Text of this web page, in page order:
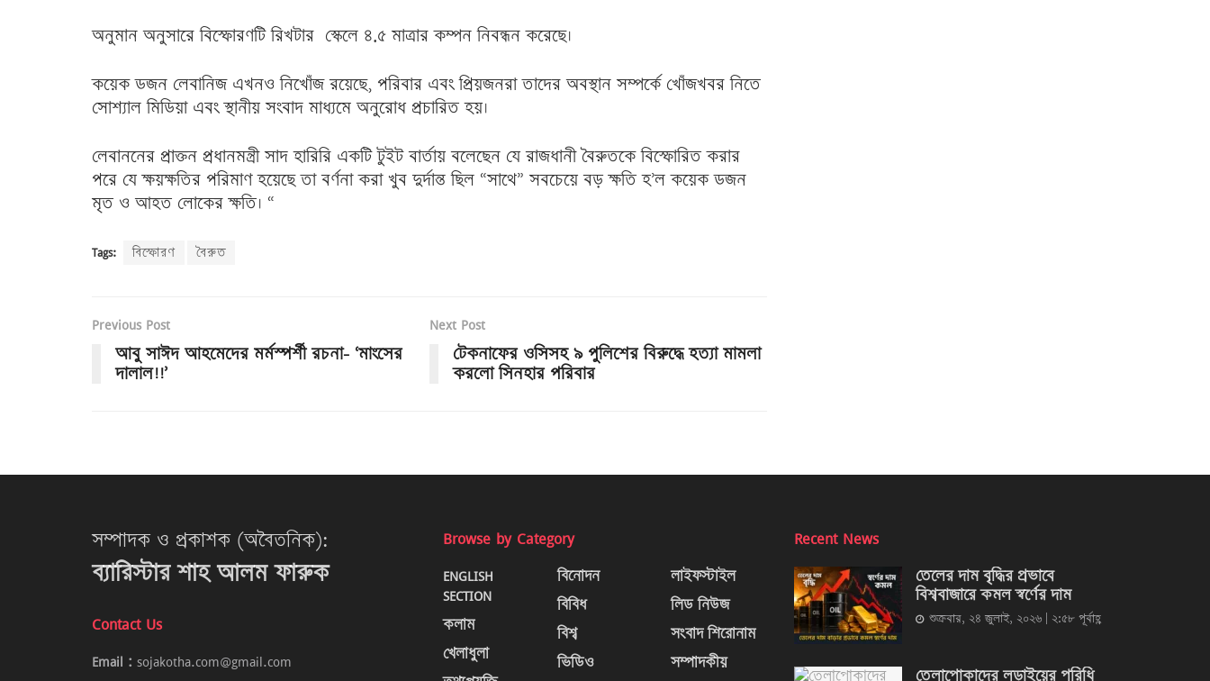
অনুমান অনুসারে বিস্ফোরণটি রিখটার স্কেলে ৪.৫ মাত্রার কম্পন নিবন্ধন করেছে।
কয়েক ডজন লেবানিজ এখনও নিখোঁজ রয়েছে, পরিবার এবং প্রিয়জনরা তাদের অবস্থান সম্পর্কে খোঁজখবর নিতে
সোশ্যাল মিডিয়া এবং স্থানীয় সংবাদ মাধ্যমে অনুরোধ প্রচারিত হয়।
লেবাননের প্রাক্তন প্রধানমন্ত্রী সাদ হারিরি একটি টুইট বার্তায় বলেছেন যে রাজধানী বৈরুতকে বিস্ফোরিত করার
পরে যে ক্ষয়ক্ষতির পরিমাণ হয়েছে তা বর্ণনা করা খুব দুর্দান্ত ছিল “সাথে” সবচেয়ে বড় ক্ষতি হ’ল কয়েক ডজন
মৃত ও আহত লোকের ক্ষতি। “
Tags: বিস্ফোরণ বৈরুত
Previous Post
আবু সাঈদ আহমেদের মর্মস্পর্শী রচনা- ‘মাংসের
দালাল!!’
Next Post
টেকনাফের ওসিসহ ৯ পুলিশের বিরুদ্ধে হত্যা মামলা
করলো সিনহার পরিবার
সম্পাদক ও প্রকাশক (অবৈতনিক):
ব্যারিস্টার শাহ আলম ফারুক
Contact Us
Email : sojakotha.com@gmail.com
Browse by Category
ENGLISH
SECTION
কলাম
খেলাধুলা
বিনোদন
বিবিধ
বিশ্ব
ভিডিও
লাইফস্টাইল
লিড নিউজ
সংবাদ শিরোনাম
সম্পাদকীয়
Recent News
তেলের দাম বৃদ্ধির প্রভাবে
বিশ্ববাজারে কমল স্বর্ণের দাম
শুক্রবার, ২৪ জুলাই, ২০২৬ | ২:৫৮ পূর্বাহ্ণ
তেলাপোকাদের লড়াইয়ের পরিধি